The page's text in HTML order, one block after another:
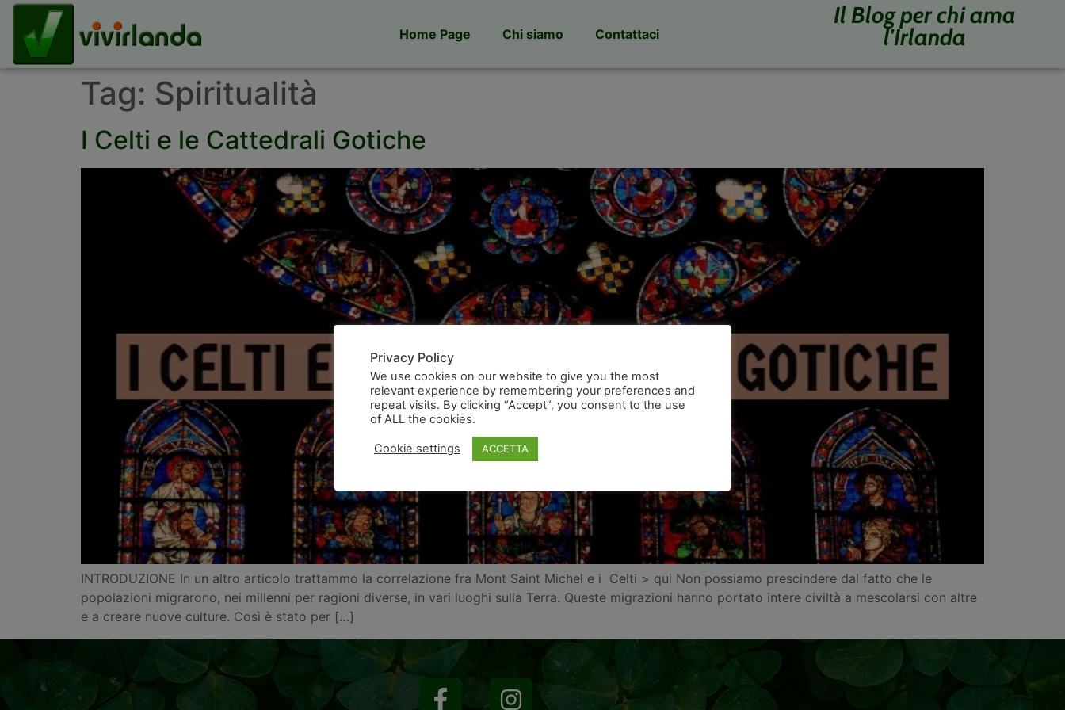
Home Page Chi siamo Contattaci
Il Blog per chi ama
l'Irlanda
Tag: Spiritualità
I Celti e le Cattedrali Gotiche
INTRODUZIONE In un altro articolo trattammo la correlazione fra Mont Saint Michel e i Celti > qui Non possiamo prescindere dal fatto che le
popolazioni migrarono, nei millenni per ragioni diverse, in vari luoghi sulla Terra. Queste migrazioni hanno portato intere civiltà a mescolarsi con altre
e a creare nuove culture. Così è stato per […]
Privacy Policy
We use cookies on our website to give you the most
relevant experience by remembering your preferences and
repeat visits. By clicking “Accept”, you consent to the use
of ALL the cookies.
Cookie settings ACCETTA